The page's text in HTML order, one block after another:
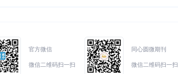
官方微信
微信二维码扫一扫
同心圆微期刊
微信二维码扫一扫